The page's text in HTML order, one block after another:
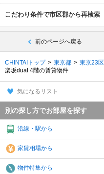
こだわり条件で市区郡から再検索
前のページへ戻る
CHINTAIトップ 東京都 東京23区
楽坂dual 4階の賃貸物件
気になるリスト
別の探し方でお部屋を探す
沿線・駅から
家賃相場から
物件特集から